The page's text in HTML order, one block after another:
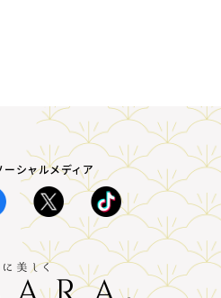
ーシャルメディア